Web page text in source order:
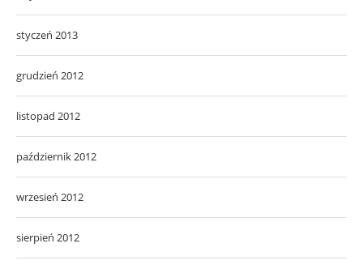
styczeń 2013
grudzień 2012
listopad 2012
październik 2012
wrzesień 2012
sierpień 2012